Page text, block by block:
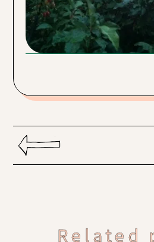
Related